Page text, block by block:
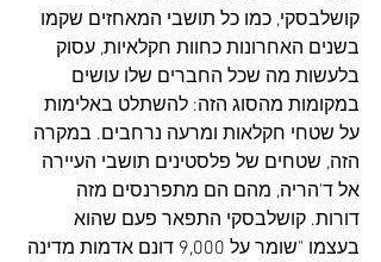
קושלבסקי, כמו כל תושבי המאחזים שקמו
בשנים האחרונות כחוות חקלאיות, עסוק
בלעשות מה שכל החברים שלו עושים
במקומות מהסוג הזה: להשתלט באלימות
על שטחי חקלאות ומרעה נרחבים. במקרה
הזה, שטחים של פלסטינים תושבי העיירה
אל ד'הריה, מהם הם מתפרנסים מזה
דורות. קושלבסקי התפאר פעם שהוא
בעצמו "שומר על 9,000 דונם אדמות מדינה